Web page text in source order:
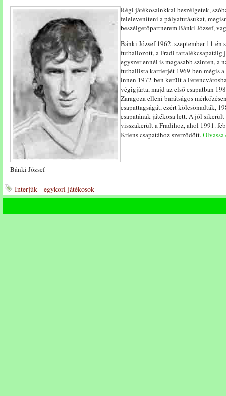
Bánki József
Régi játékosainkkal beszélgetek,
feleleveníteni a pályafutásukat,
beszélgetőpartnerem Bánki József,
Bánki József 1962. szeptember 11-én
futballozott, a Fradi
egyszer ennél is magasabb szinten, a
futballista karrierjét 1969-ben mégis
innen 1972-ben került a
végigjárta, majd az első csapatban
Zaragoza elleni barátságos
csapattagságát, ezért kölcsönadták,
csapatának játékosa lett. A jól
visszakerült a Fradihoz, ahol 1991.
Kriens csapatához szerződött.
Interjúk - egykori játékosok